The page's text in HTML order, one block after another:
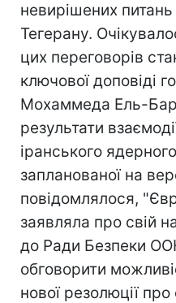
невирішених
Тегерану.
цих переговорів
ключової доповіді
Мохаммеда Ель-
результати
іранського
запланованої на
повідомлялося,
заявляла про свій
до Ради Безпеки
обговорити
нової резолюції про